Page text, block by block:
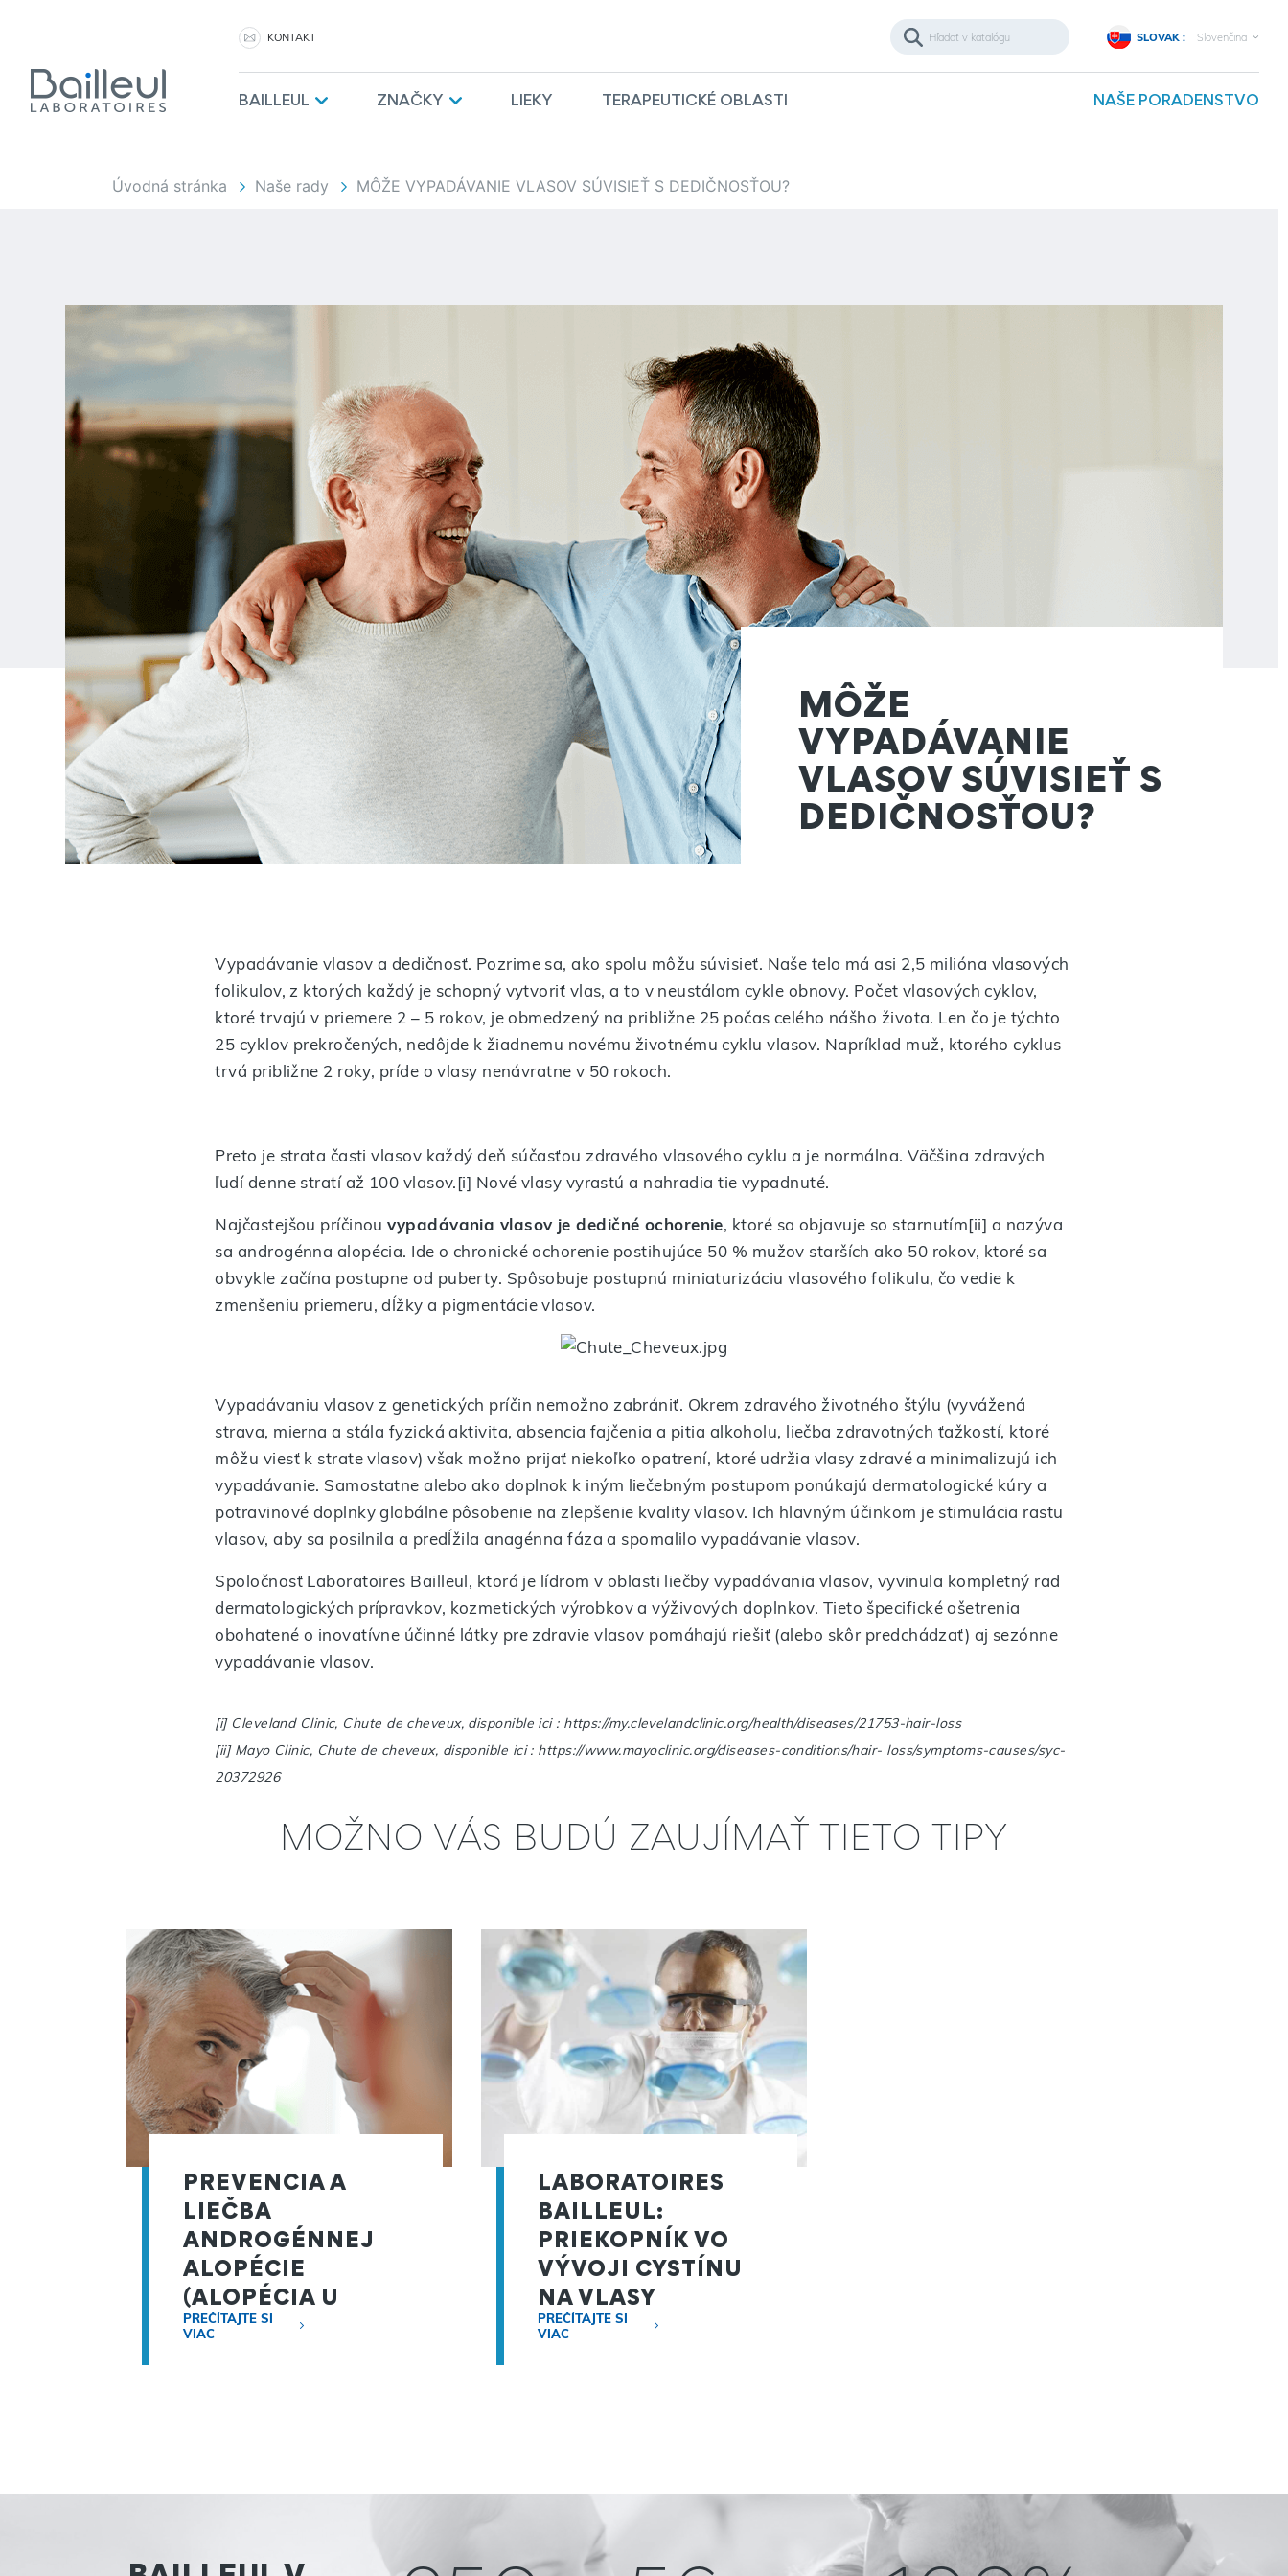
KONTAKT SLOVAK : Slovenčina
BAILLEUL ZNAČKY LIEKY TERAPEUTICKÉ OBLASTI NAŠE PORADENSTVO
Úvodná stránka Naše rady MÔŽE VYPADÁVANIE VLASOV SÚVISIEŤ S DEDIČNOSŤOU?
MÔŽE
VYPADÁVANIE
VLASOV SÚVISIEŤ S
DEDIČNOSŤOU?
Vypadávanie vlasov a dedičnosť. Pozrime sa, ako spolu môžu súvisieť. Naše telo má asi 2,5 milióna vlasových
folikulov, z ktorých každý je schopný vytvoriť vlas, a to v neustálom cykle obnovy. Počet vlasových cyklov,
ktoré trvajú v priemere 2 – 5 rokov, je obmedzený na približne 25 počas celého nášho života. Len čo je týchto
25 cyklov prekročených, nedôjde k žiadnemu novému životnému cyklu vlasov. Napríklad muž, ktorého cyklus
trvá približne 2 roky, príde o vlasy nenávratne v 50 rokoch.
Preto je strata časti vlasov každý deň súčasťou zdravého vlasového cyklu a je normálna. Väčšina zdravých
ľudí denne stratí až 100 vlasov.[i] Nové vlasy vyrastú a nahradia tie vypadnuté.
Najčastejšou príčinouvypadávania vlasov je dedičné ochorenie, ktoré sa objavuje so starnutím[ii] a nazýva
sa androgénna alopécia. Ide o chronické ochorenie postihujúce 50 % mužov starších ako 50 rokov, ktoré sa
obvykle začína postupne od puberty. Spôsobuje postupnú miniaturizáciu vlasového folikulu, čo vedie k
zmenšeniu priemeru, dĺžky a pigmentácie vlasov.
Vypadávaniu vlasov z genetických príčin nemožno zabrániť. Okrem zdravého životného štýlu (vyvážená
strava, mierna a stála fyzická aktivita, absencia fajčenia a pitia alkoholu, liečba zdravotných ťažkostí, ktoré
môžu viesť k strate vlasov) však možno prijať niekoľko opatrení, ktoré udržia vlasy zdravé a minimalizujú ich
vypadávanie. Samostatne alebo ako doplnok k iným liečebným postupom ponúkajú dermatologické kúry a
potravinové doplnky globálne pôsobenie na zlepšenie kvality vlasov. Ich hlavným účinkom je stimulácia rastu
vlasov, aby sa posilnila a predĺžila anagénna fáza a spomalilo vypadávanie vlasov.
Spoločnosť Laboratoires Bailleul, ktorá je lídrom v oblasti liečby vypadávania vlasov, vyvinula kompletný rad
dermatologických prípravkov, kozmetických výrobkov a výživových doplnkov. Tieto špecifické ošetrenia
obohatené o inovatívne účinné látky pre zdravie vlasov pomáhajú riešiť (alebo skôr predchádzať) aj sezónne
vypadávanie vlasov.
[i] Cleveland Clinic, Chute de cheveux, disponible ici : https://my.clevelandclinic.org/health/diseases/21753-hair-loss
[ii] Mayo Clinic, Chute de cheveux, disponible ici : https://www.mayoclinic.org/diseases-conditions/hair- loss/symptoms-causes/syc-
20372926
MOŽNO VÁS BUDÚ ZAUJÍMAŤ TIETO TIPY
PREVENCIA A
LIEČBA
ANDROGÉNNEJ
ALOPÉCIE
(ALOPÉCIA U
MUŽOV)
PREČÍTAJTE SI
VIAC
LABORATOIRES
BAILLEUL:
PRIEKOPNÍK VO
VÝVOJI CYSTÍNU
NA VLASY
PREČÍTAJTE SI
VIAC